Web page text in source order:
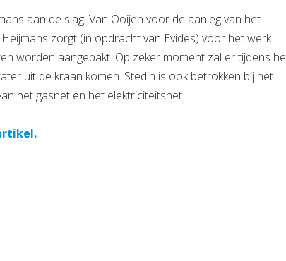
aan de slag. Van Ooijen voor de aanleg van het
zorgt (in opdracht van Evides) voor het werk
worden aangepakt. Op zeker moment zal er tijdens
uit de kraan komen. Stedin is ook betrokken bij het
het gasnet en het elektriciteitsnet.